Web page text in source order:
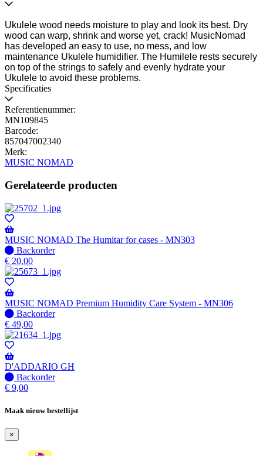
Ukulele wood needs moisture to play and look its best. Dry
wood can warp, shrink and worse yet, crack! MusicNomad
has developed an easy to use, no mess, and low
maintenance Ukulele humidifier. The Humilele rests securely
on top of the strings to safely and evenly hydrate your
Ukulele to avoid these problems.
Specificaties
Referentienummer:
MN109845
Barcode:
857047002340
Merk:
MUSIC NOMAD
Gerelateerde producten
MUSIC NOMAD The Humitar for cases - MN303
Niet
op
voorraad
-
Wordt
verzonden
wanneer
beschikbaar
Backorder
€ 20,00
MUSIC NOMAD Premium Humidity Care System - MN306
Niet
op
voorraad
-
Wordt
verzonden
wanneer
beschikbaar
Backorder
€ 49,00
D'ADDARIO GH
Niet
op
-
verzonden
wanneer
beschikbaar
Backorder
€ 9,00
Maak nieuw bestellijst
×